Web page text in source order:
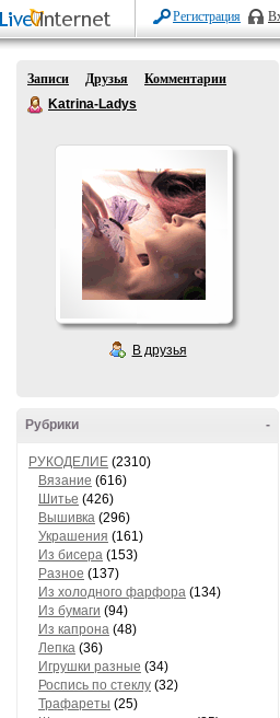
Регистрация
Записи Друзья
Комментарии
Katrina-Ladys
В друзья
-
Рубрики
РУКОДЕЛИЕ (2310)
Вязание (616)
Шитье (426)
Вышивка (296)
Украшения (161)
Из бисера (153)
Разное (137)
Из холодного фарфора (134)
Из бумаги (94)
Из капрона (48)
Лепка (36)
Игрушки разные (34)
Роспись по стеклу (32)
Трафареты (25)